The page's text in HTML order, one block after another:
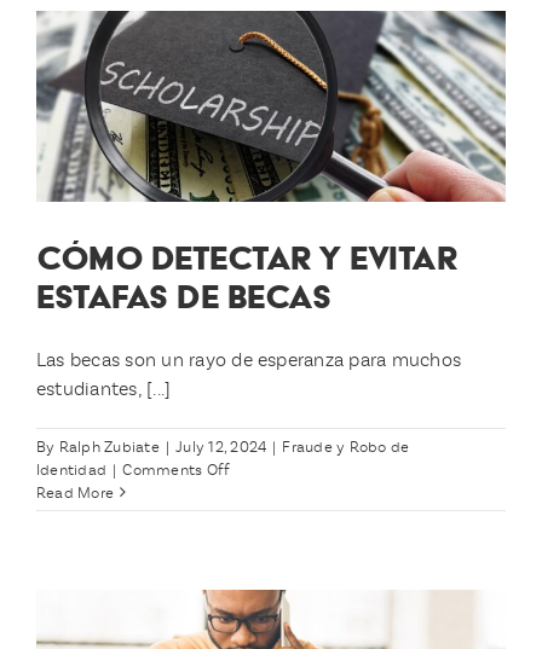
Debes
Estar
Atento
en
2025
CÓMO DETECTAR Y EVITAR
ESTAFAS DE BECAS
Las becas son un rayo de esperanza para muchos
estudiantes, [...]
By Ralph Zubiate | July 12, 2024 | Fraude y Robo de
Identidad | Comments Offon
detectar
de
becas
Read More